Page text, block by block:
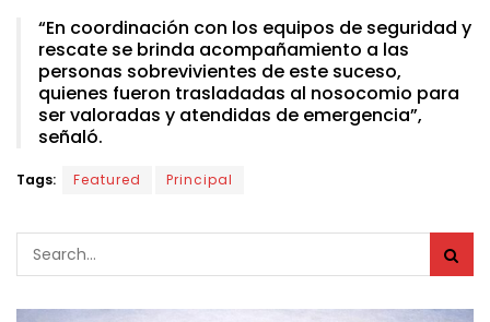
“En coordinación con los equipos de seguridad y
rescate se brinda acompañamiento a las
personas sobrevivientes de este suceso,
quienes fueron trasladadas al nosocomio para
ser valoradas y atendidas de emergencia”,
señaló.
Tags: Featured Principal